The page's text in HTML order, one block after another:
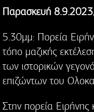
Παρασκευή
5.30μμ: Πορεία
τόπο μαζικής
των ιστορικών
επιζώντων του
Στην πορεία Ειρήνης